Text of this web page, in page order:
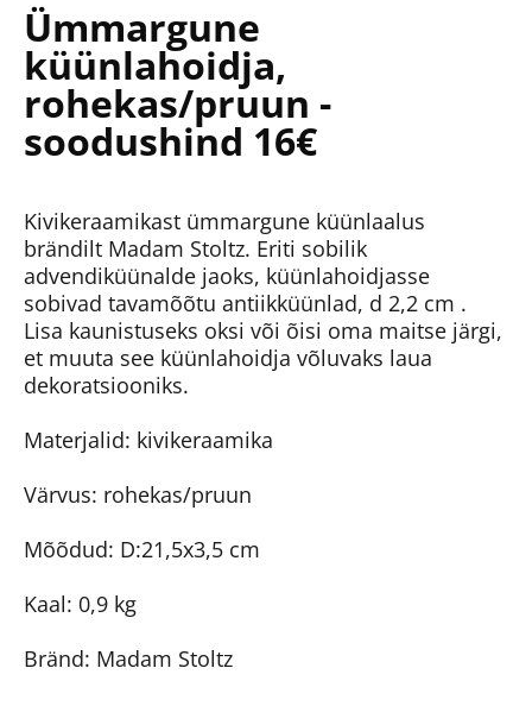
Ümmargune
küünlahoidja,
rohekas/pruun -
soodushind 16€
Kivikeraamikast ümmargune küünlaalus
brändilt Madam Stoltz. Eriti sobilik
advendiküünalde jaoks, küünlahoidjasse
sobivad tavamõõtu antiikküünlad, d 2,2 cm .
Lisa kaunistuseks oksi või õisi oma maitse järgi,
et muuta see küünlahoidja võluvaks laua
dekoratsiooniks.
Materjalid: kivikeraamika
Värvus: rohekas/pruun
Mõõdud: D:21,5x3,5 cm
Kaal: 0,9 kg
Bränd: Madam Stoltz